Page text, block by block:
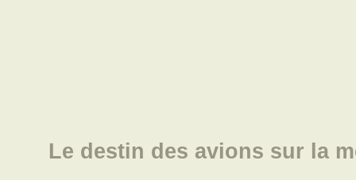
Le destin des avions sur la